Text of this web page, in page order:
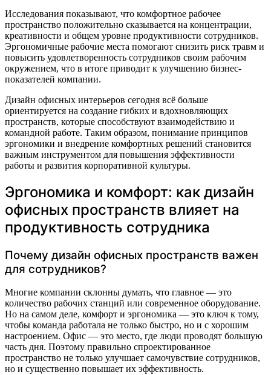
Исследования показывают, что комфортное рабочее
пространство положительно сказывается на концентрации,
креативности и общем уровне продуктивности сотрудников.
Эргономичные рабочие места помогают снизить риск травм и
повысить удовлетворенность сотрудников своим рабочим
окружением, что в итоге приводит к улучшению бизнес-
показателей компании.
Дизайн офисных интерьеров сегодня всё больше
ориентируется на создание гибких и вдохновляющих
пространств, которые способствуют взаимодействию и
командной работе. Таким образом, понимание принципов
эргономики и внедрение комфортных решений становится
важным инструментом для повышения эффективности
работы и развития корпоративной культуры.
Эргономика и комфорт: как дизайн
офисных пространств влияет на
продуктивность сотрудника
Почему дизайн офисных пространств важен
для сотрудников?
Многие компании склонны думать, что главное — это
количество рабочих станций или современное оборудование.
Но на самом деле, комфорт и эргономика — это ключ к тому,
чтобы команда работала не только быстро, но и с хорошим
настроением. Офис — это место, где люди проводят большую
часть дня. Поэтому правильно спроектированное
пространство не только улучшает самочувствие сотрудников,
но и существенно повышает их эффективность.